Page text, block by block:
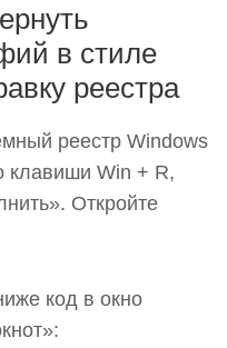
в стиле
реестра
реестр Windows
клавиши Win + R,
Откройте
код в окно